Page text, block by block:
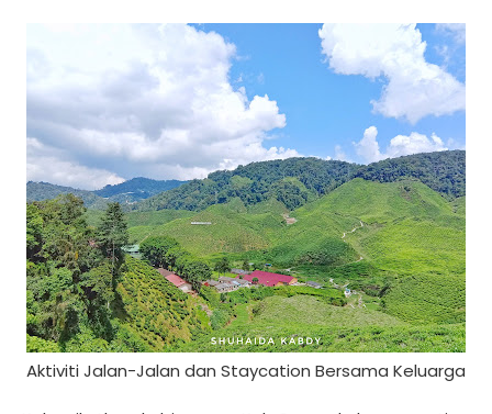
Aktiviti Jalan-Jalan dan Staycation Bersama Keluarga